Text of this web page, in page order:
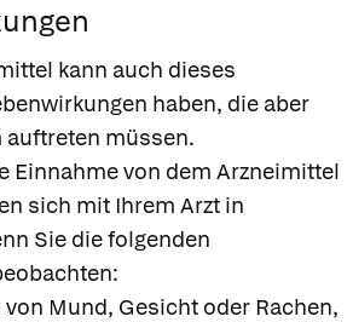
kann auch dieses
haben, die aber
müssen.
Einnahme von dem Arzneimittel
sich mit Ihrem Arzt in
Sie die folgenden
Mund, Gesicht oder Rachen,